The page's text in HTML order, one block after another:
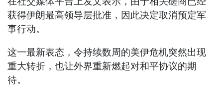
获得伊朗最高领导层批准，因此决定取消预定军
事行动。
这一最新表态，令持续数周的美伊危机突然出现
重大转折，也让外界重新燃起对和平协议的期
待。